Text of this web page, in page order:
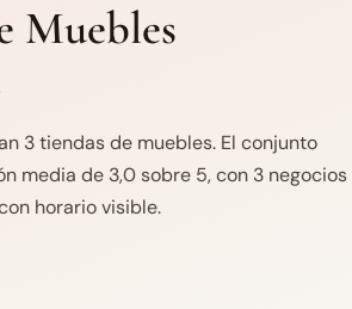
Muebles
3 tiendas de muebles. El conjunto
media de 3,0 sobre 5, con 3 negocios
horario visible.